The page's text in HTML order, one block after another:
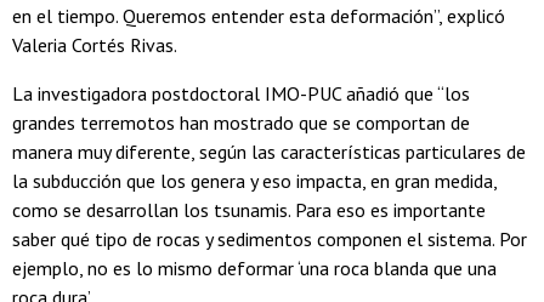
en el tiempo. Queremos entender esta deformación”, explicó
Valeria Cortés Rivas.
La investigadora postdoctoral IMO-PUC añadió que “los
grandes terremotos han mostrado que se comportan de
manera muy diferente, según las características particulares de
la subducción que los genera y eso impacta, en gran medida,
como se desarrollan los tsunamis. Para eso es importante
saber qué tipo de rocas y sedimentos componen el sistema. Por
ejemplo, no es lo mismo deformar ‘una roca blanda que una
roca dura’.